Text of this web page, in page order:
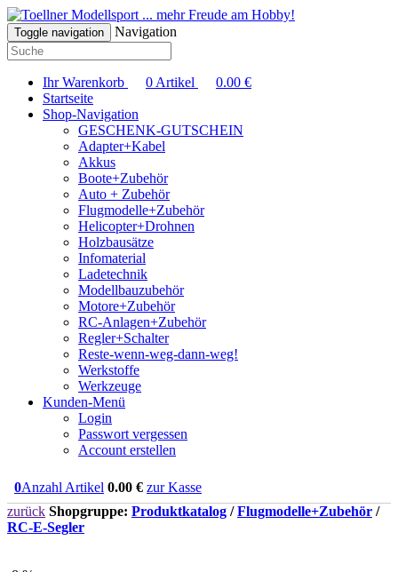
... mehr Freude am Hobby!
Toggle navigation Navigation
Ihr Warenkorb 0 Artikel 0.00 €
Startseite
Shop-Navigation
GESCHENK-GUTSCHEIN
Adapter+Kabel
Akkus
Boote+Zubehör
Auto + Zubehör
Flugmodelle+Zubehör
Helicopter+Drohnen
Holzbausätze
Infomaterial
Ladetechnik
Modellbauzubehör
Motore+Zubehör
RC-Anlagen+Zubehör
Regler+Schalter
Reste-wenn-weg-dann-weg!
Werkstoffe
Werkzeuge
Kunden-Menü
Login
Passwort vergessen
Account erstellen
0Anzahl Artikel 0.00 € zur Kasse
zurück Shopgruppe: Produktkatalog /Flugmodelle+Zubehör /
RC-E-Segler